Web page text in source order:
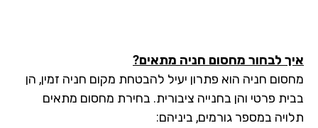
לבחור מחסום חניה מתאים?
חניה הוא פתרון יעיל להבטחת מקום חניה זמין, הן
פרטי והן בחנייה ציבורית. בחירת מחסום מתאים
במספר גורמים, ביניהם: